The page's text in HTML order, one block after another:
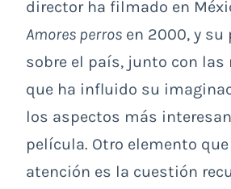
director ha filmado en
Amores perros en 2000, y
sobre el país, junto con las
que ha influido su
los aspectos más
película. Otro elemento
atención es la cuestión